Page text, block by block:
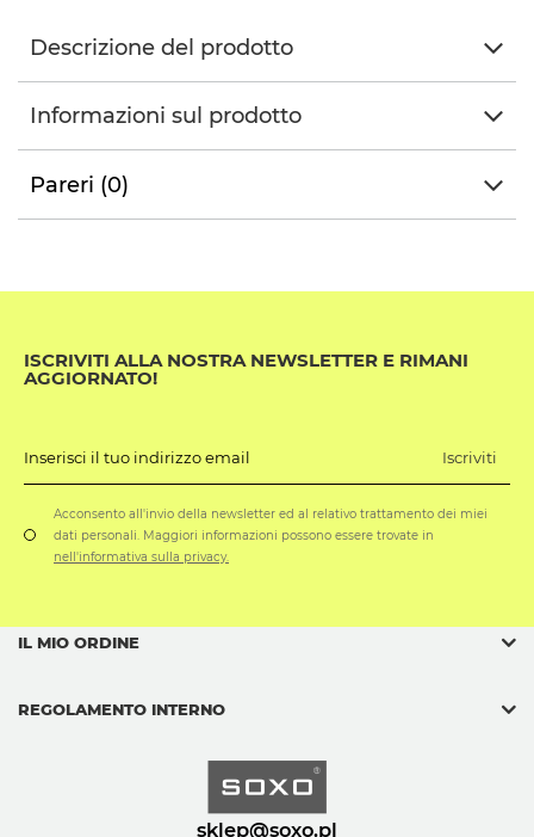
Descrizione del prodotto
Informazioni sul prodotto
Pareri (0)
ISCRIVITI ALLA NOSTRA NEWSLETTER E RIMANI
AGGIORNATO!
Inserisci il tuo indirizzo email Iscriviti
Acconsento all'invio della newsletter ed al relativo trattamento dei miei
dati personali. Maggiori informazioni possono essere trovate in
nell'informativa sulla privacy.
sklep@soxo.pl
IL MIO ORDINE
REGOLAMENTO INTERNO